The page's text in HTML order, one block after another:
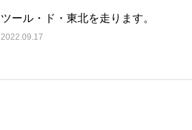
ツール・ド・東北を走ります。
2022.09.17